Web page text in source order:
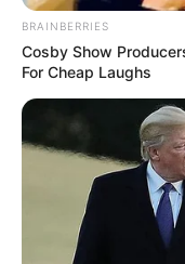
BRAINBERRIES
Cosby Show
For Cheap Laughs